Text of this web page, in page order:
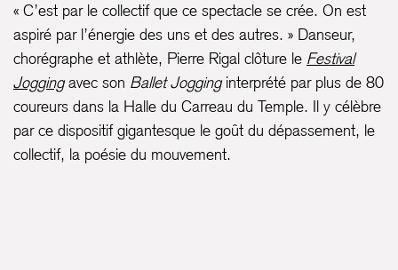
« C’est par le collectif que ce spectacle se crée. On est
aspiré par l’énergie des uns et des autres. » Danseur,
chorégraphe et athlète, Pierre Rigal clôture le Festival
Joggingavec son Ballet Jogginginterprété par plus de 80
coureurs dans la Halle du Carreau du Temple. Il y célèbre
par ce dispositif gigantesque le goût du dépassement, le
collectif, la poésie du mouvement.